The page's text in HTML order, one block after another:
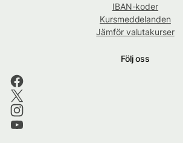
IBAN-koder
Kursmeddelanden
Jämför valutakurser
Följ oss